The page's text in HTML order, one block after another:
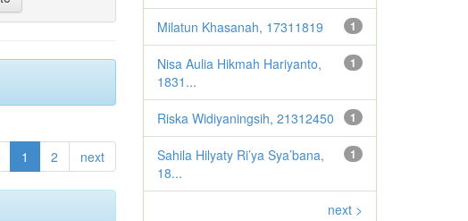
1 2 next
1
Milatun Khasanah, 17311819
1
Nisa Aulia Hikmah Hariyanto,
1831...
1
Riska Widiyaningsih, 21312450
1
Sahila Hilyaty Ri’ya Sya’bana,
18...
next >